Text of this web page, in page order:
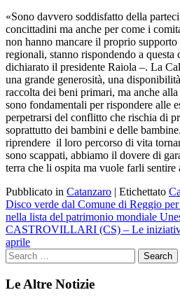
«Sono davvero soddisfatto della
concittadini ma anche per come i
non hanno mancare il proprio
regionali, stanno rispondendo a questa
dichiarato il presidente Raiola –. La
una grande generosità, una
raccolta dei beni primari, ma anche
sono fondamentali per rispondere alle
perpetrarsi del conflitto che rischia di
soprattutto dei bambini e delle
riprendere il loro percorso di vita
sono scappati, abbiamo il dovere di
terra che li ospita ma vuole farli sentire
Pubblicato in Catanzaro | Etichettato
Navigazione
articoli
Disco verde dal Comune di Reggio
nella lista del patrimonio mondiale
CASTROVILLARI (CS) – Le
aprile
Le Altre Notizie